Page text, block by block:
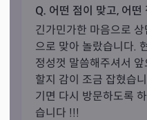
🌟 '정확한 상대방 분석 능
🌟 '맞춤형 해결책 제시',
그리고
🍀 '퍼스널한 개운법'까지!!
전문적인 상담사와의 전
❤️ 디테일한 속마음과 정확
Q. 어떤 점이 맞고, 어떤
긴가민가한 마음으로
으로 맞아 놀랐습니다.
정성껏 말씀해주셔서
할지 감이 조금 잡혔습
기면 다시 방문하도록
습니다 !!!